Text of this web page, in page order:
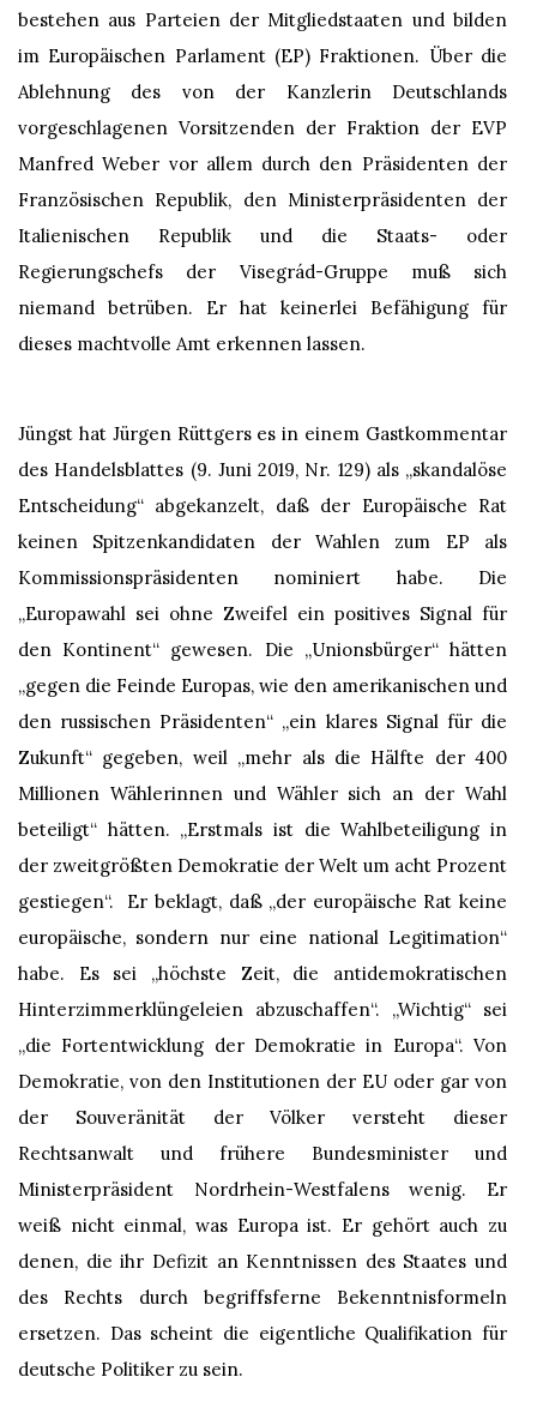
bestehen aus Parteien der Mitgliedstaaten und bilden
im Europäischen Parlament (EP) Fraktionen. Über die
Ablehnung des von der Kanzlerin Deutschlands
vorgeschlagenen Vorsitzenden der Fraktion der EVP
Manfred Weber vor allem durch den Präsidenten der
Französischen Republik, den Ministerpräsidenten der
Italienischen Republik und die Staats- oder
Regierungschefs der Visegrád-Gruppe muß sich
niemand betrüben. Er hat keinerlei Befähigung für
dieses machtvolle Amt erkennen lassen.
Jüngst hat Jürgen Rüttgers es in einem Gastkommentar
des Handelsblattes (9. Juni 2019, Nr. 129) als „skandalöse
Entscheidung“ abgekanzelt, daß der Europäische Rat
keinen Spitzenkandidaten der Wahlen zum EP als
Kommissionspräsidenten nominiert habe. Die
„Europawahl sei ohne Zweifel ein positives Signal für
den Kontinent“ gewesen. Die „Unionsbürger“ hätten
„gegen die Feinde Europas, wie den amerikanischen und
den russischen Präsidenten“ „ein klares Signal für die
Zukunft“ gegeben, weil „mehr als die Hälfte der 400
Millionen Wählerinnen und Wähler sich an der Wahl
beteiligt“ hätten. „Erstmals ist die Wahlbeteiligung in
der zweitgrößten Demokratie der Welt um acht Prozent
gestiegen“. Er beklagt, daß „der europäische Rat keine
europäische, sondern nur eine national Legitimation“
habe. Es sei „höchste Zeit, die antidemokratischen
Hinterzimmerklüngeleien abzuschaffen“. „Wichtig“ sei
„die Fortentwicklung der Demokratie in Europa“. Von
Demokratie, von den Institutionen der EU oder gar von
der Souveränität der Völker versteht dieser
Rechtsanwalt und frühere Bundesminister und
Ministerpräsident Nordrhein-Westfalens wenig. Er
weiß nicht einmal, was Europa ist. Er gehört auch zu
denen, die ihr Defizit an Kenntnissen des Staates und
des Rechts durch begriffsferne Bekenntnisformeln
ersetzen. Das scheint die eigentliche Qualifikation für
deutsche Politiker zu sein.